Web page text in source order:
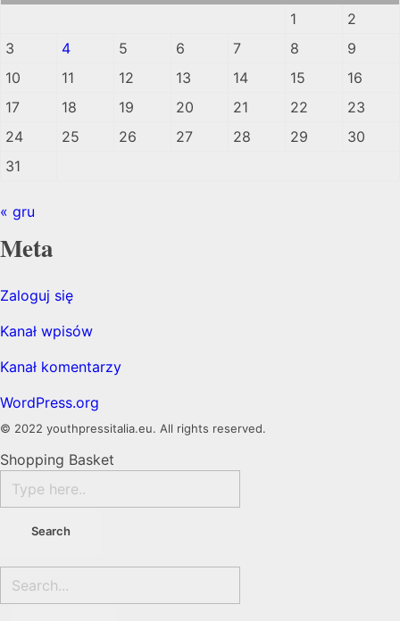
1
2
3
4 5 6 7 8
9
10
11 12 13 14 15
16
17
18 19 20 21 22
23
24
25 26 27 28 29
30
31
« gru
Meta
Zaloguj się
Kanał wpisów
Kanał komentarzy
WordPress.org
© 2022 youthpressitalia.eu. All rights reserved.
Shopping Basket